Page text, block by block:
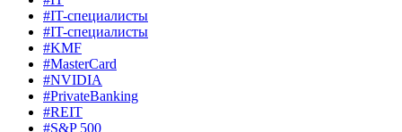
#IT-специалисты
#IT-специалисты
#KMF
#MasterCard
#NVIDIA
#PrivateBanking
#REIT
#S&P 500